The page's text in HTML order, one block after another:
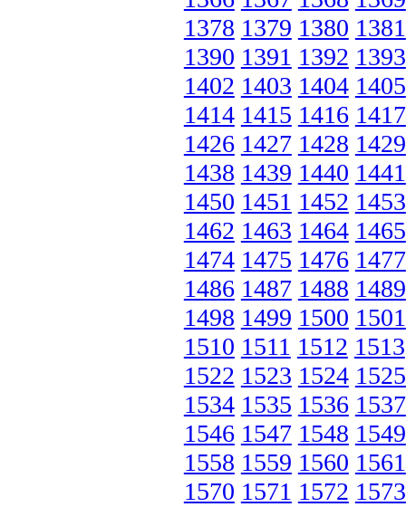
1378 1379 1380 1381
1390 1391 1392 1393
1402 1403 1404 1405
1414 1415 1416 1417
1426 1427 1428 1429
1438 1439 1440 1441
1450 1451 1452 1453
1462 1463 1464 1465
1474 1475 1476 1477
1486 1487 1488 1489
1498 1499 1500 1501
1510 1511 1512 1513
1522 1523 1524 1525
1534 1535 1536 1537
1546 1547 1548 1549
1558 1559 1560 1561
1570 1571 1572 1573